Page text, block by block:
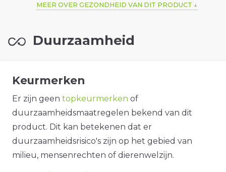
MEER OVER GEZONDHEID VAN DIT PRODUCT
Duurzaamheid
Keurmerken
Er zijn geen topkeurmerken of
duurzaamheidsmaatregelen bekend van dit
product. Dit kan betekenen dat er
duurzaamheidsrisico's zijn op het gebied van
milieu, mensenrechten of dierenwelzijn.